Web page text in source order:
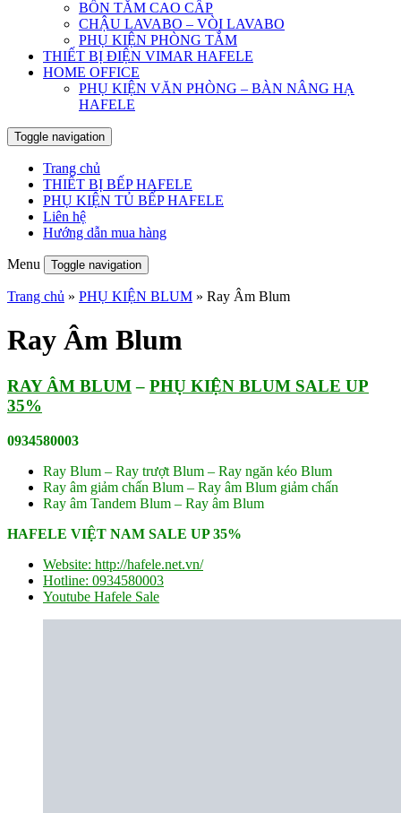
BỒN TẮM CAO CẤP
CHẬU LAVABO – VÒI LAVABO
PHỤ KIỆN PHÒNG TẮM
THIẾT BỊ ĐIỆN VIMAR HAFELE
HOME OFFICE
PHỤ KIỆN VĂN PHÒNG – BÀN NÂNG HẠ
HAFELE
Toggle navigation
Trang chủ
THIẾT BỊ BẾP HAFELE
PHỤ KIỆN TỦ BẾP HAFELE
Liên hệ
Hướng dẫn mua hàng
Menu Toggle navigation
Trang chủ » PHỤ KIỆN BLUM » Ray Âm Blum
Ray Âm Blum
RAY ÂM BLUM– PHỤ KIỆN BLUM SALE UP
35%
0934580003
Ray Blum – Ray trượt Blum – Ray ngăn kéo Blum
Ray âm giảm chấn Blum – Ray âm Blum giảm chấn
Ray âm Tandem Blum – Ray âm Blum
HAFELE VIỆT NAM SALE UP 35%
Website: http://hafele.net.vn/
Hotline: 0934580003
Youtube Hafele Sale